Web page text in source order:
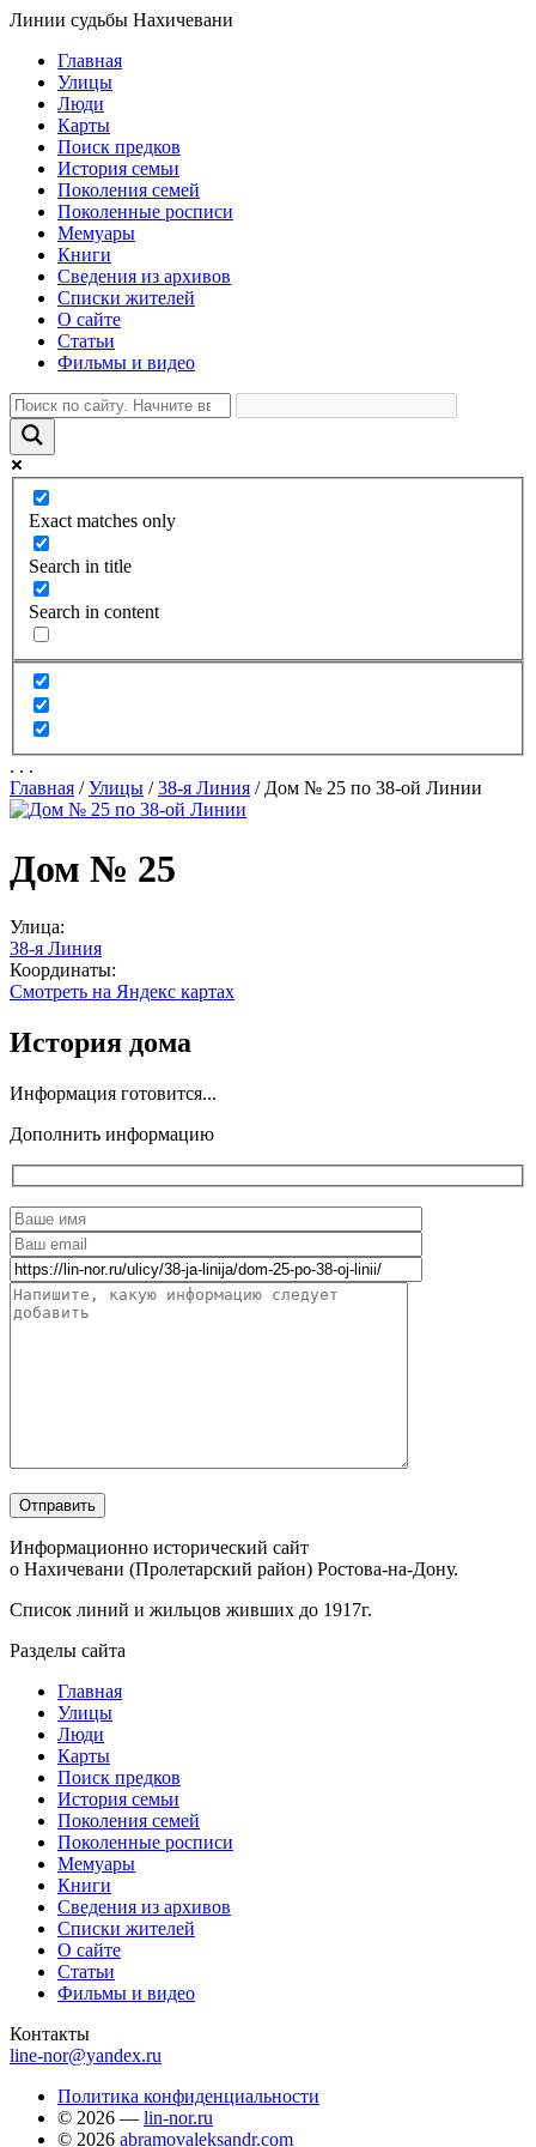
Линии судьбы Нахичевани
Главная
Улицы
Люди
Карты
Поиск предков
История семьи
Поколения семей
Поколенные росписи
Мемуары
Книги
Сведения из архивов
Списки жителей
О сайте
Статьи
Фильмы и видео
Exact matches only
Search in title
Search in content
. . .
Главная /Улицы /38-я Линия / Дом № 25 по 38-ой Линии
Дом № 25
Улица:
38-я Линия
Координаты:
Смотреть на Яндекс картах
История дома
Информация готовится...
Дополнить информацию
Информационно исторический сайт
о Нахичевани (Пролетарский район) Ростова-на-Дону.
Список линий и жильцов живших до 1917г.
Разделы сайта
Главная
Улицы
Люди
Карты
Поиск предков
История семьи
Поколения семей
Поколенные росписи
Мемуары
Книги
Сведения из архивов
Списки жителей
О сайте
Статьи
Фильмы и видео
Контакты
line-nor@yandex.ru
Политика конфиденциальности
© 2026 — lin-nor.ru
© 2026 abramovaleksandr.com